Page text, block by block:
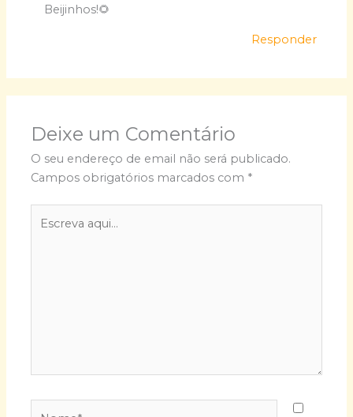
Beijinhos!🌻
Responder
Deixe um Comentário
O seu endereço de email não será publicado.
Campos obrigatórios marcados com *
aqui...